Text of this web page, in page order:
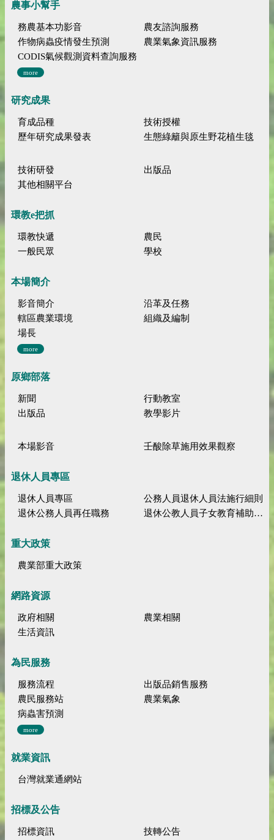
農事小幫手
務農基本功影音
農友諮詢服務
作物病蟲疫情發生預測
農業氣象資訊服務
CODIS氣候觀測資料查詢服務
more
研究成果
育成品種
技術授權
歷年研究成果發表
生態綠籬與原生野花植生毯
技術研發
出版品
其他相關平台
環教e把抓
環教快遞
農民
一般民眾
學校
本場簡介
影音簡介
沿革及任務
轄區農業環境
組織及編制
場長
more
原鄉部落
新聞
行動教室
出版品
教學影片
本場影音 壬酸除草施用效果觀察
退休人員專區
退休人員專區
公務人員退休人員法施行細則
退休公務人員再任職務
退休公教人員子女教育補助規定
重大政策
農業部重大政策
網路資源
政府相關
農業相關
生活資訊
為民服務
服務流程
出版品銷售服務
農民服務站
農業氣象
病蟲害預測
more
就業資訊
台灣就業通網站
招標及公告
招標資訊 技轉公告